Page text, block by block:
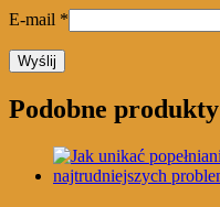
E-mail *
Podobne produkty